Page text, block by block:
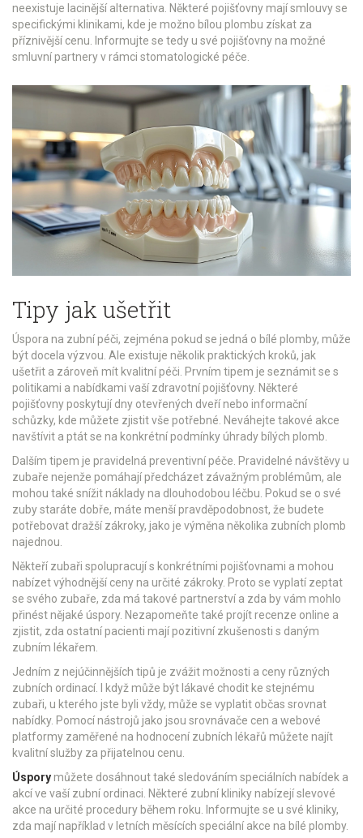
neexistuje lacinější alternativa. Některé pojišťovny mají smlouvy se
specifickými klinikami, kde je možno bílou plombu získat za
příznivější cenu. Informujte se tedy u své pojišťovny na možné
smluvní partnery v rámci stomatologické péče.
Tipy jak ušetřit
Úspora na zubní péči, zejména pokud se jedná o bílé plomby, může
být docela výzvou. Ale existuje několik praktických kroků, jak
ušetřit a zároveň mít kvalitní péči. Prvním tipem je seznámit se s
politikami a nabídkami vaší zdravotní pojišťovny. Některé
pojišťovny poskytují dny otevřených dveří nebo informační
schůzky, kde můžete zjistit vše potřebné. Neváhejte takové akce
navštívit a ptát se na konkrétní podmínky úhrady bílých plomb.
Dalším tipem je pravidelná preventivní péče. Pravidelné návštěvy u
zubaře nejenže pomáhají předcházet závažným problémům, ale
mohou také snížit náklady na dlouhodobou léčbu. Pokud se o své
zuby staráte dobře, máte menší pravděpodobnost, že budete
potřebovat dražší zákroky, jako je výměna několika zubních plomb
najednou.
Někteří zubaři spolupracují s konkrétními pojišťovnami a mohou
nabízet výhodnější ceny na určité zákroky. Proto se vyplatí zeptat
se svého zubaře, zda má takové partnerství a zda by vám mohlo
přinést nějaké úspory. Nezapomeňte také projít recenze online a
zjistit, zda ostatní pacienti mají pozitivní zkušenosti s daným
zubním lékařem.
Jedním z nejúčinnějších tipů je zvážit možnosti a ceny různých
zubních ordinací. I když může být lákavé chodit ke stejnému
zubaři, u kterého jste byli vždy, může se vyplatit občas srovnat
nabídky. Pomocí nástrojů jako jsou srovnávače cen a webové
platformy zaměřené na hodnocení zubních lékařů můžete najít
kvalitní služby za přijatelnou cenu.
Úsporymůžete dosáhnout také sledováním speciálních nabídek a
akcí ve vaší zubní ordinaci. Některé zubní kliniky nabízejí slevové
akce na určité procedury během roku. Informujte se u své kliniky,
zda mají například v letních měsících speciální akce na bílé plomby.